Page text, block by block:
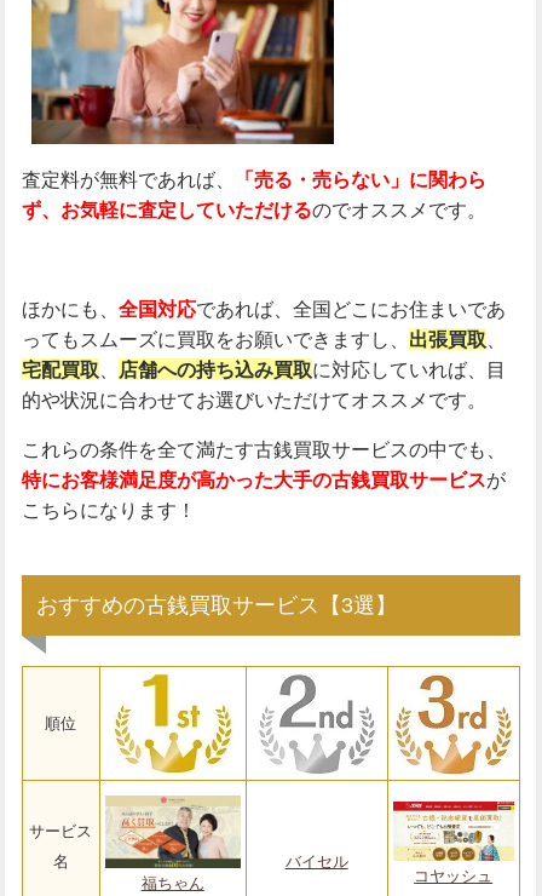
査定料が無料であれば、
「売る・売らない」に関わら
ず、お気軽に査定していただけるのでオススメです。
ほかにも、 全国対応であれば、全国どこにお住まいであ
ってもスムーズに買取をお願いできますし、 出張買取
宅配買取
店舗への持ち込み買取に対応していれば、目
的や状況に合わせてお選びいただけてオススメです。
これらの条件を全て満たす古銭買取サービスの中でも、
特にお客様満足度が高かった大手の古銭買取サービスが
こちらになります！
おすすめの古銭買取サービス【3選】
順位
サービス
名
福ちゃん
バイセル
コヤッシュ